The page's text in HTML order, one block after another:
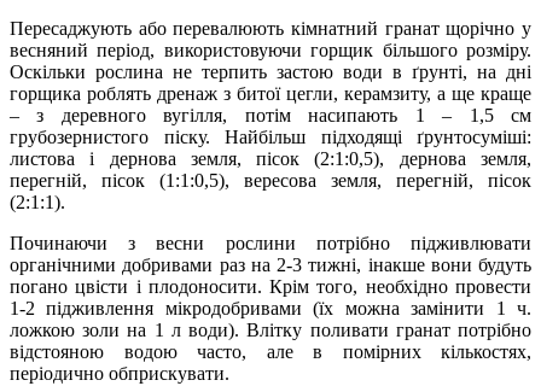
Пересаджують або перевалюють кімнатний гранат щорічно у
весняний період, використовуючи горщик більшого розміру.
Оскільки рослина не терпить застою води в ґрунті, на дні
горщика роблять дренаж з битої цегли, керамзиту, а ще краще
– з деревного вугілля, потім насипають 1 – 1,5 см
грубозернистого піску. Найбільш підходящі ґрунтосуміші:
листова і дернова земля, пісок (2:1:0,5), дернова земля,
перегній, пісок (1:1:0,5), вересова земля, перегній, пісок
(2:1:1).
Починаючи з весни рослини потрібно підживлювати
органічними добривами раз на 2-3 тижні, інакше вони будуть
погано цвісти і плодоносити. Крім того, необхідно провести
1-2 підживлення мікродобривами (їх можна замінити 1 ч.
ложкою золи на 1 л води). Влітку поливати гранат потрібно
відстояною водою часто, але в помірних кількостях,
періодично обприскувати.